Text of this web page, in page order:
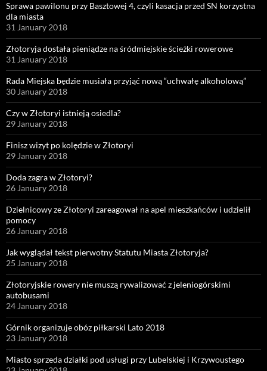
Sprawa pawilonu przy Basztowej 4, czyli kasacja przed SN korzystna
dla miasta
31 January 2018
Złotoryja dostała pieniądze na śródmiejskie ścieżki rowerowe
31 January 2018
Rada Miejska będzie musiała przyjąć nową “uchwałę alkoholową”
30 January 2018
Czy w Złotoryi istnieją osiedla?
29 January 2018
Finisz wizyt po kolędzie w Złotoryi
29 January 2018
Doda zagra w Złotoryi?
26 January 2018
Dzielnicowy ze Złotoryi zareagował na apel mieszkańców i udzielił
pomocy
26 January 2018
Jak wyglądał tekst pierwotny Statutu Miasta Złotoryja?
25 January 2018
Złotoryjskie rowery nie muszą rywalizować z jeleniogórskimi
autobusami
24 January 2018
Górnik organizuje obóz piłkarski Lato 2018
23 January 2018
Miasto sprzeda działki pod usługi przy Lubelskiej i Krzywoustego